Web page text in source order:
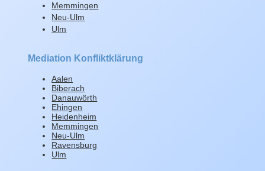
Memmingen
Neu-Ulm
Ulm
Mediation Konfliktklärung
Aalen
Biberach
Danauwörth
Ehingen
Heidenheim
Memmingen
Neu-Ulm
Ravensburg
Ulm